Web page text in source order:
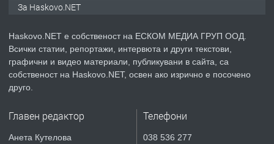
преди 4 дни
ПРЕДЛАГА
Продавам парцел в гр. Хасково кв.
За Haskovo.NET
Haskovo.NET е собственост на ЕСКОМ МЕДИА ГРУП ООД.
Всички статии, репортажи, интервюта и други текстови,
графични и видео материали, публикувани в сайта, са
собственост на Haskovo.NET, освен ако изрично е посочено
друго.
Главен редактор
Анета Кутелова
Телефони
038 536 277